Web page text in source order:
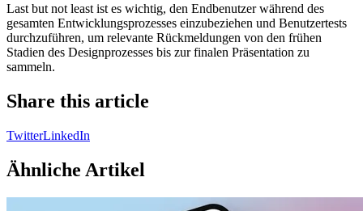
Last but not least ist es wichtig, den Endbenutzer während des
gesamten Entwicklungsprozesses einzubeziehen und Benutzertests
durchzuführen, um relevante Rückmeldungen von den frühen
Stadien des Designprozesses bis zur finalen Präsentation zu
sammeln.
Share this article
TwitterLinkedIn
Ähnliche Artikel